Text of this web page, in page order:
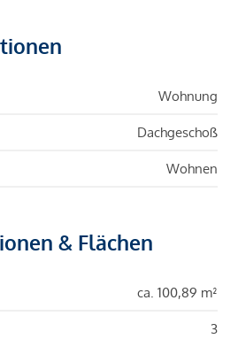
Wohnung
Dachgeschoß
Wohnen
& Flächen
ca. 100,89 m²
3